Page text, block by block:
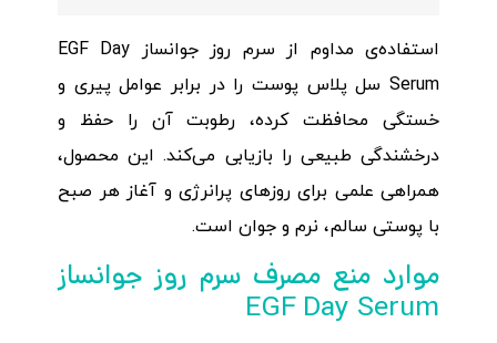
استفاده‌ی مداوم از سرم روز جوانساز EGF Day
Serum سل پلاس پوست را در برابر عوامل پیری و
خستگی محافظت کرده، رطوبت آن را حفظ و
درخشندگی طبیعی را بازیابی می‌کند. این محصول،
همراهی علمی برای روزهای پرانرژی و آغاز هر صبح
با پوستی سالم، نرم و جوان است.
موارد منع مصرف سرم روز جوانساز
EGF Day Serum